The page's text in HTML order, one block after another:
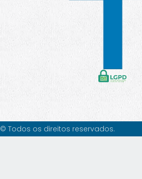
© Todos os direitos reservados.